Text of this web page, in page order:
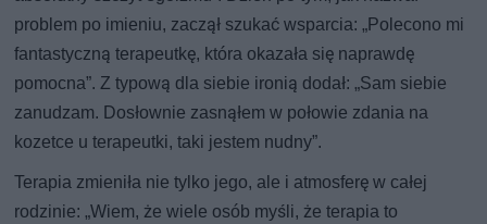
problem po imieniu, zaczął szukać wsparcia: „Polecono mi
fantastyczną terapeutkę, która okazała się naprawdę
pomocna”. Z typową dla siebie ironią dodał: „Sam siebie
zanudzam. Dosłownie zasnąłem w połowie zdania na
kozetce u terapeutki, taki jestem nudny”.
Terapia zmieniła nie tylko jego, ale i atmosferę w całej
rodzinie: „Wiem, że wiele osób myśli, że terapia to